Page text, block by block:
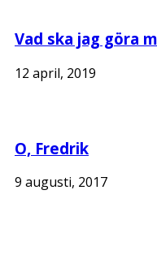
Vad ska jag göra
12 april, 2019
O, Fredrik
9 augusti, 2017